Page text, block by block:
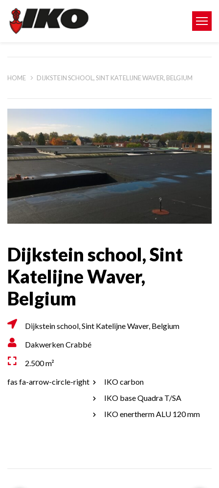
HOME DIJKSTEIN SCHOOL, SINT KATELIJNE WAVER, BELGIUM
Dijkstein school, Sint
Katelijne Waver,
Belgium
Dijkstein school, Sint Katelijne Waver, Belgium
Dakwerken Crabbé
2.500 m²
fas fa-arrow-circle-right
IKO carbon
IKO base Quadra T/SA
IKO enertherm ALU 120 mm